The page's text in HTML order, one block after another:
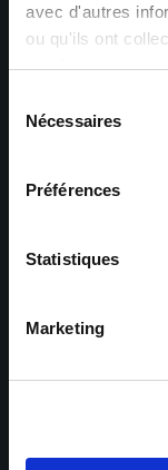
avec d'autres
ou qu'ils ont
services.
Nécessaires
Préférences
Statistiques
Marketing
Nos agences
Maxiplan
Bâtiment et
Guebwiller –